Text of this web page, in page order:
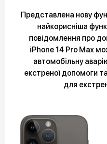
Представлена нову
найкорисніша
повідомлення про
iPhone 14 Pro Max
автомобільну
екстреної допомоги
для